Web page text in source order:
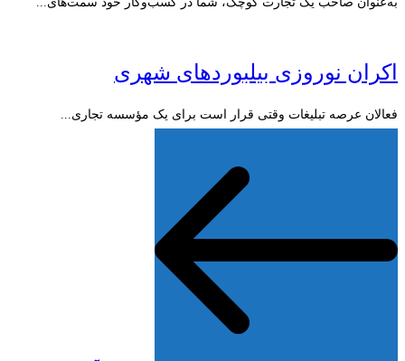
اکران نوروزی بیلبوردهای شهری
فعالان عرصه تبلیغات وقتی قرار است برای یک مؤسسه تجاری...